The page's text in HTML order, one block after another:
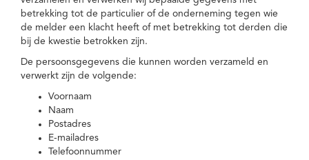
betrekking tot de particulier of de onderneming tegen wie
de melder een klacht heeft of met betrekking tot derden die
bij de kwestie betrokken zijn.
De persoonsgegevens die kunnen worden verzameld en
verwerkt zijn de volgende:
Voornaam
Naam
Postadres
E-mailadres
Telefoonnummer